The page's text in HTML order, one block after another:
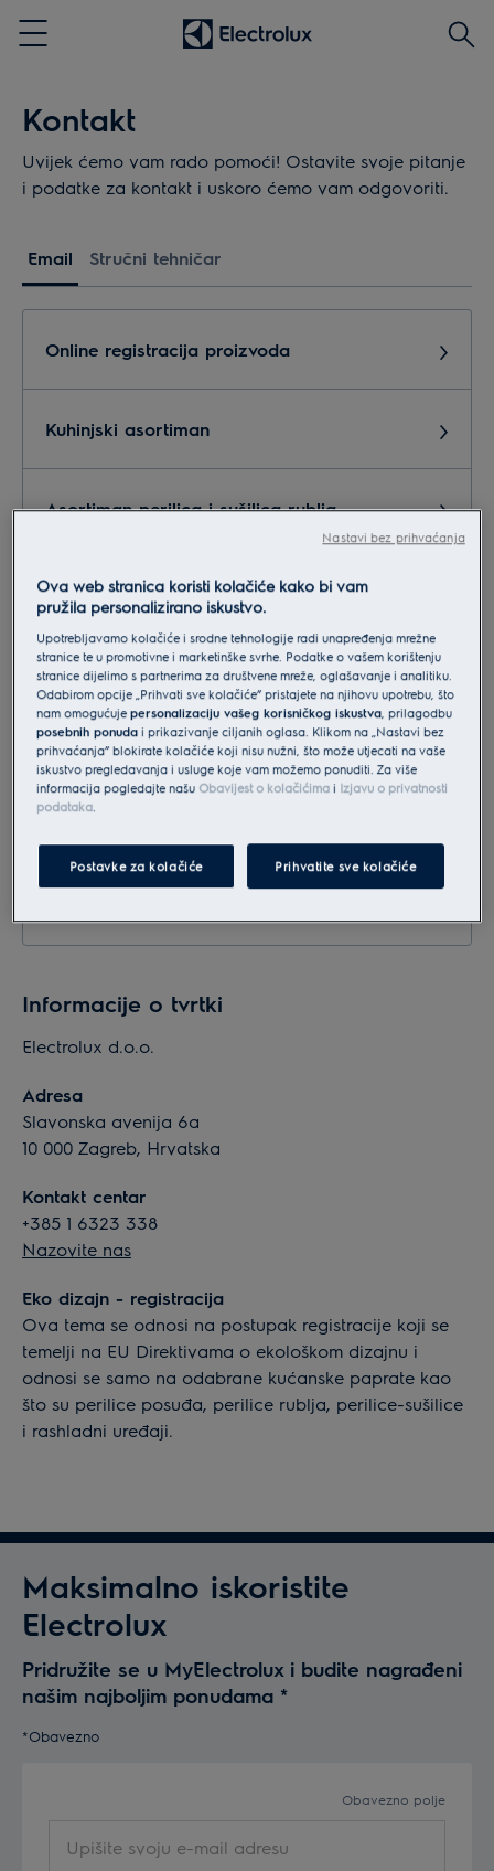
Menu
Traži
Kontakt
Uvijek ćemo vam rado pomoći! Ostavite svoje pitanje
i podatke za kontakt i uskoro ćemo vam odgovoriti.
Email Stručni tehničar
Online registracija proizvoda
Kuhinjski asortiman
Asortiman perilica i sušilica rublja
Usisavači i mali kućanski aparati
Marketing,PR
Servis, reklamacije, postprodaja
Informacije o tvrtki
Electrolux d.o.o.
Adresa
Slavonska avenija 6a
10 000 Zagreb, Hrvatska
Kontakt centar
+385 1 6323 338
Nazovite nas
Eko dizajn - registracija
Ova tema se odnosi na postupak registracije koji se
temelji na EU Direktivama o ekološkom dizajnu i
odnosi se samo na odabrane kućanske paprate kao
što su perilice posuđa, perilice rublja, perilice-sušilice
i rashladni uređaji.
Maksimalno iskoristite
Electrolux
Pridružite se u MyElectrolux i budite nagrađeni
našim najboljim ponudama *
*Obavezno
Obavezno polje
svoju
Ova web stranica koristi kolačiće kako bi vam
pružila personalizirano iskustvo.
Upotrebljavamo kolačiće i srodne tehnologije radi unapređenja mrežne
stranice te u promotivne i marketinške svrhe. Podatke o vašem korištenju
stranice dijelimo s partnerima za društvene mreže, oglašavanje i analitiku.
Odabirom opcije „Prihvati sve kolačiće” pristajete na njihovu upotrebu, što
nam omogućujepersonalizaciju vašeg korisničkog iskustva, prilagodbu
posebnih ponuda i prikazivanje ciljanih oglasa. Klikom na „Nastavi bez
prihvaćanja” blokirate kolačiće koji nisu nužni, što može utjecati na vaše
iskustvo pregledavanja i usluge koje vam možemo ponuditi. Za više
informacija pogledajte našu Obavijest o kolačićima i Izjavu o privatnosti
podataka.
Postavke za kolačiće Prihvatite sve kolačiće
Nastavi bez prihvaćanja